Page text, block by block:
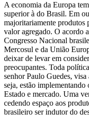
A economia da Europa
superior à do Brasil. Em
majoritariamente produtos
valor agregado. O acordo
Congresso Nacional
Mercosul e da União
deixar de levar em
preocupantes. Toda
senhor Paulo Guedes,
seja, estão implementando
Estado e mercado. Uma
cedendo espaço aos
brasileiro ser indutor do